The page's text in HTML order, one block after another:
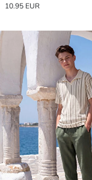
10.95 EUR